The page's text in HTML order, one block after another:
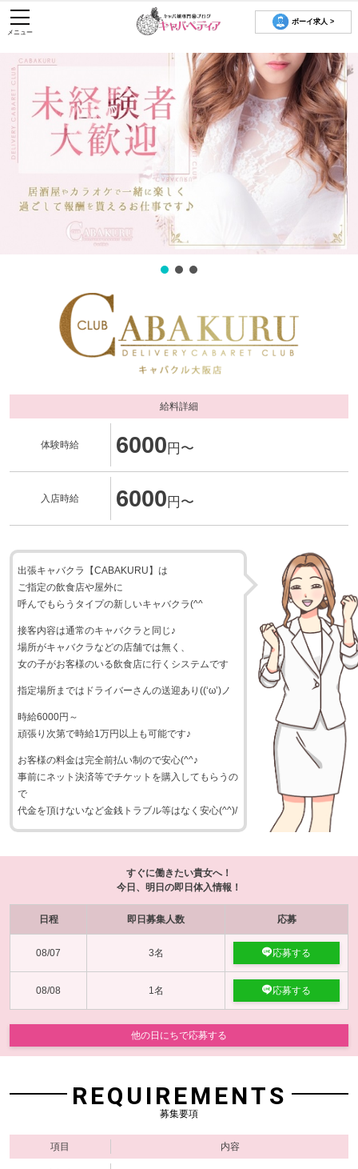
ボーイ求人 >
メニュー
給料詳細
体験時給 6000 円〜
入店時給 6000 円〜
出張キャバクラ【CABAKURU】は
ご指定の飲食店や屋外に
呼んでもらうタイプの新しいキャバクラ(^^
接客内容は通常のキャバクラと同じ♪
場所がキャバクラなどの店舗では無く、
女の子がお客様のいる飲食店に行くシステムです
指定場所まではドライバーさんの送迎あり((‘ω’)ノ
時給6000円～
頑張り次第で時給1万円以上も可能です♪
お客様の料金は完全前払い制ので安心(^^♪
事前にネット決済等でチケットを購入してもらうの
で
代金を頂けないなど金銭トラブル等はなく安心(^^)/
すぐに働きたい貴女へ！
今日、明日の即日体入情報！
日程 即日募集人数 応募
08/07 3名 応募する
08/08 1名 応募する
他の日にちで応募する
REQUIREMENTS
募集要項
項目 内容